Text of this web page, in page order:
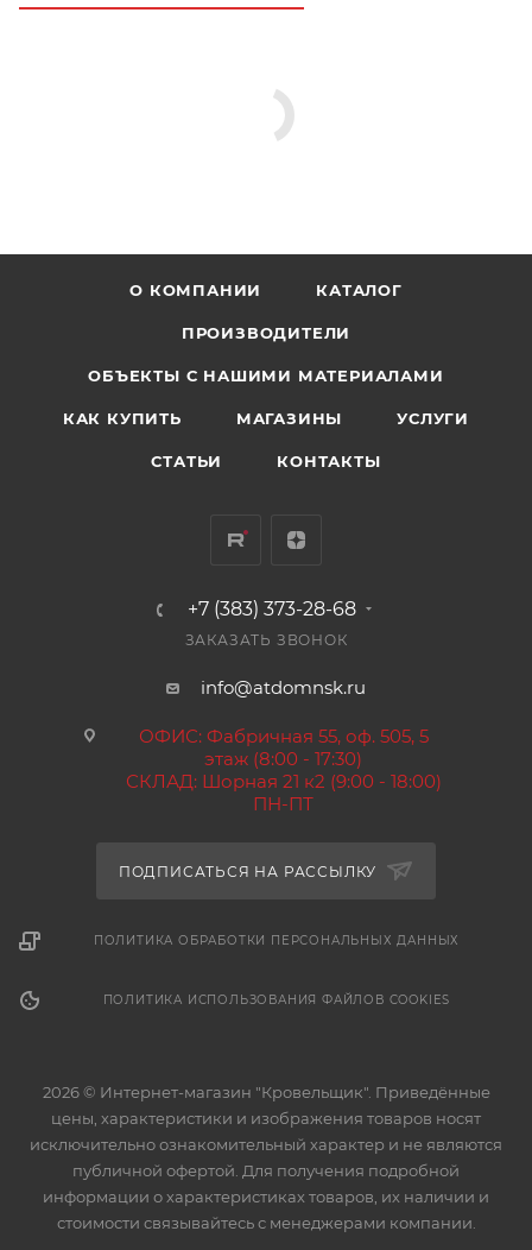
О КОМПАНИИ КАТАЛОГ
ПРОИЗВОДИТЕЛИ
ОБЪЕКТЫ С НАШИМИ МАТЕРИАЛАМИ
КАК КУПИТЬ МАГАЗИНЫ УСЛУГИ
СТАТЬИ КОНТАКТЫ
+7 (383) 373-28-68
ЗАКАЗАТЬ ЗВОНОК
info@atdomnsk.ru
ОФИС: Фабричная 55, оф. 505, 5
этаж (8:00 - 17:30)
СКЛАД: Шорная 21 к2 (9:00 - 18:00)
ПН-ПТ
ПОДПИСАТЬСЯ НА РАССЫЛКУ
ПОЛИТИКА ОБРАБОТКИ ПЕРСОНАЛЬНЫХ ДАННЫХ
ПОЛИТИКА ИСПОЛЬЗОВАНИЯ ФАЙЛОВ COOKIES
2026 © Интернет-магазин "Кровельщик". Приведённые
цены, характеристики и изображения товаров носят
исключительно ознакомительный характер и не являются
публичной офертой. Для получения подробной
информации о характеристиках товаров, их наличии и
стоимости связывайтесь с менеджерами компании.